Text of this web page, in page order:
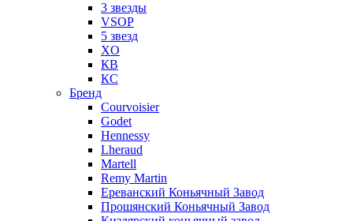
3 звезды
VSOP
5 звезд
XO
КВ
КС
Бренд
Courvoisier
Godet
Hennessy
Lheraud
Martell
Remy Martin
Ереванский Коньячный Завод
Прошянский Коньячный Завод